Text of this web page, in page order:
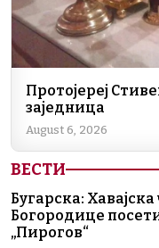
Протојереј
заједница
August 6, 2026
ВЕСТИ
Бугарска:
Богородице
„Пирогов“